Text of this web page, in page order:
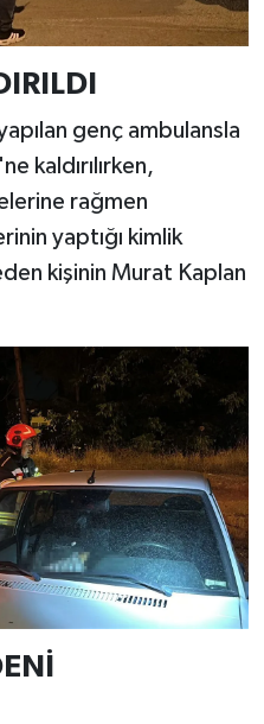
genç ambulansla
kaldırılırken,
rağmen
yaptığı kimlik
kişinin Murat Kaplan